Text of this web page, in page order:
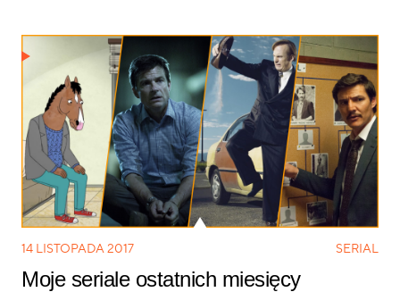
14 LISTOPADA 2017 SERIAL
Moje seriale ostatnich miesięcy